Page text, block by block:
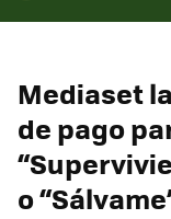
Mediaset
de pago
o